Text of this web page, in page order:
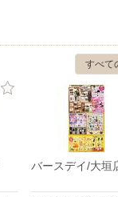
すべて
バースデイ/大垣